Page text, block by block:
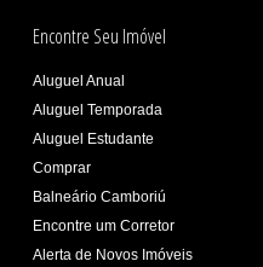
Encontre Seu Imóvel
Aluguel Anual
Aluguel Temporada
Aluguel Estudante
Comprar
Balneário Camboriú
Encontre um Corretor
Alerta de Novos Imóveis